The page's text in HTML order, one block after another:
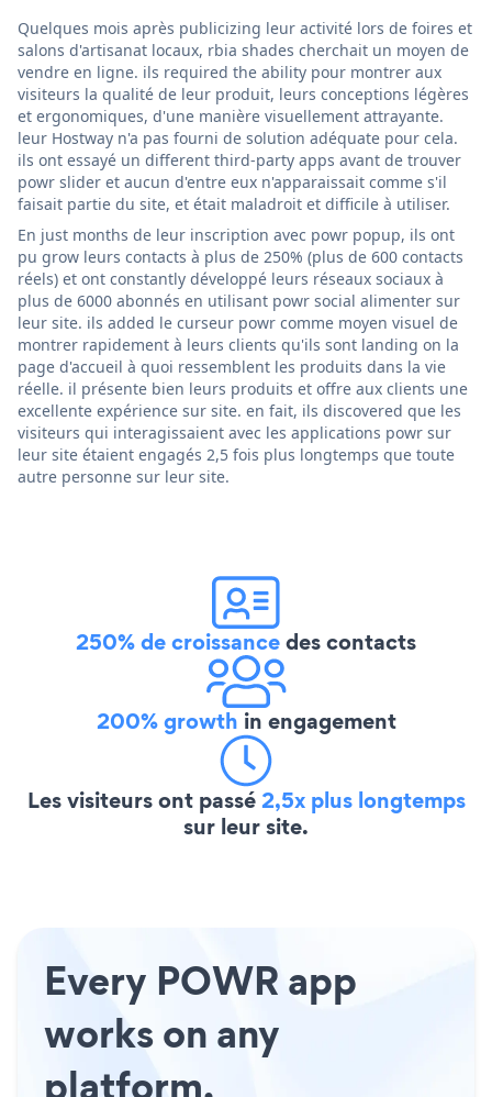
Quelques mois après publicizing leur activité lors de foires et
salons d'artisanat locaux, rbia shades cherchait un moyen de
vendre en ligne. ils required the ability pour montrer aux
visiteurs la qualité de leur produit, leurs conceptions légères
et ergonomiques, d'une manière visuellement attrayante.
leur Hostway n'a pas fourni de solution adéquate pour cela.
ils ont essayé un different third-party apps avant de trouver
powr slider et aucun d'entre eux n'apparaissait comme s'il
faisait partie du site, et était maladroit et difficile à utiliser.
En just months de leur inscription avec powr popup, ils ont
pu grow leurs contacts à plus de 250% (plus de 600 contacts
réels) et ont constantly développé leurs réseaux sociaux à
plus de 6000 abonnés en utilisant powr social alimenter sur
leur site. ils added le curseur powr comme moyen visuel de
montrer rapidement à leurs clients qu'ils sont landing on la
page d'accueil à quoi ressemblent les produits dans la vie
réelle. il présente bien leurs produits et offre aux clients une
excellente expérience sur site. en fait, ils discovered que les
visiteurs qui interagissaient avec les applications powr sur
leur site étaient engagés 2,5 fois plus longtemps que toute
autre personne sur leur site.
250% de croissancedes contacts
200% growth in engagement
Les visiteurs ont passé2,5x plus longtemps
sur leur site.
Every POWR app
works on any
platform.